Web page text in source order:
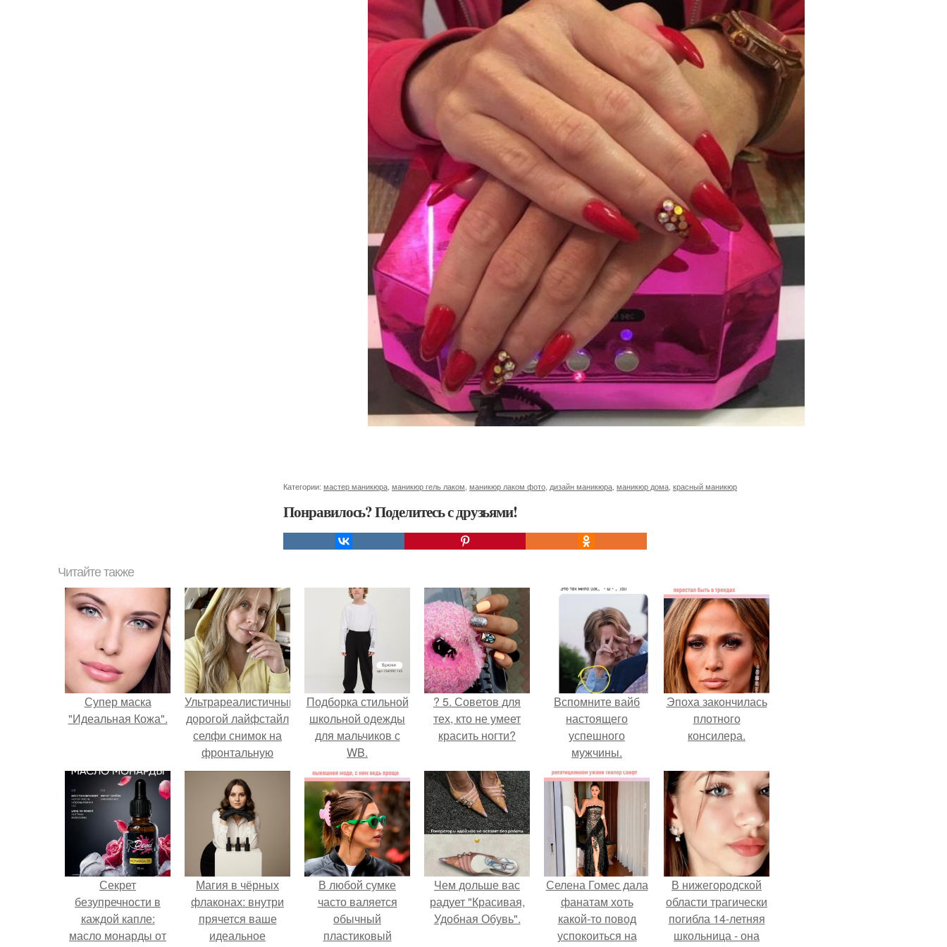
Категории: мастер маникюра маникюр гель лаком маникюр лаком фото дизайн маникюра маникюр дома красный маникюр
Понравилось? Поделитесь с друзьями!
Читайте также
Супер маска
"Идеальная Кожа".
Ультрареалистичный
дорогой лайфстайл
селфи снимок на
фронтальную
камеру.
Подборка стильной
школьной одежды
для мальчиков с
WB.
? 5. Советов для
тех, кто не умеет
красить ногти?
Вспомните вайб
настоящего
успешного
мужчины.
Эпоха закончилась
плотного
консилера.
Секрет
безупречности в
каждой капле:
масло монарды от
Магия в чёрных
флаконах: внутри
прячется ваше
идеальное
В любой сумке
часто валяется
обычный
пластиковый
Чем дольше вас
радует "Красивая,
Удобная Обувь".
Селена Гомес дала
фанатам хоть
какой-то повод
успокоиться на
В нижегородской
области трагически
погибла 14-летняя
школьница - она